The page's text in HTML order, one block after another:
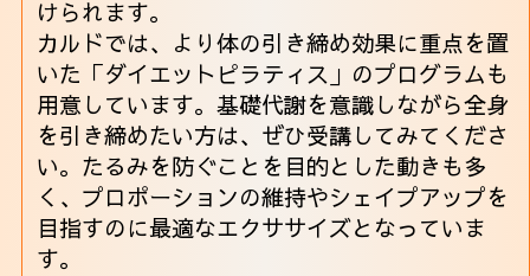
けられます。
カルドでは、より体の引き締め効果に重点を置
いた「ダイエットピラティス」のプログラムも
用意しています。基礎代謝を意識しながら全身
を引き締めたい方は、ぜひ受講してみてくださ
い。たるみを防ぐことを目的とした動きも多
く、プロポーションの維持やシェイプアップを
目指すのに最適なエクササイズとなっていま
す。